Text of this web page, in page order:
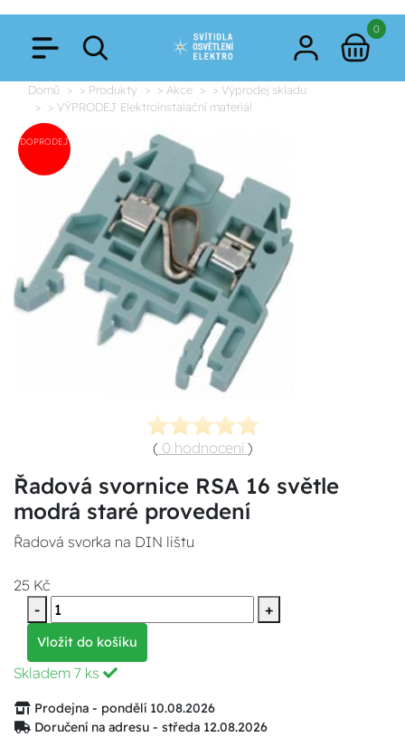
0
Domů > Produkty > Akce
> Výprodej skladu
> VÝPRODEJ Elektroinstalační materiál
DOPRODEJ
( 0 hodnocení )
Řadová svornice RSA 16 světle
modrá staré provedení
Řadová svorka na DIN lištu
25 Kč
-
+
Vložit do košíku
Skladem 7 ks
Prodejna - pondělí 10.08.2026
Doručení na adresu - středa 12.08.2026